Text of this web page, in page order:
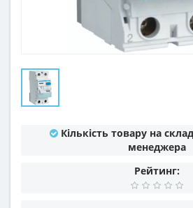
Кількість товару на
менеджера
Рейтинг: